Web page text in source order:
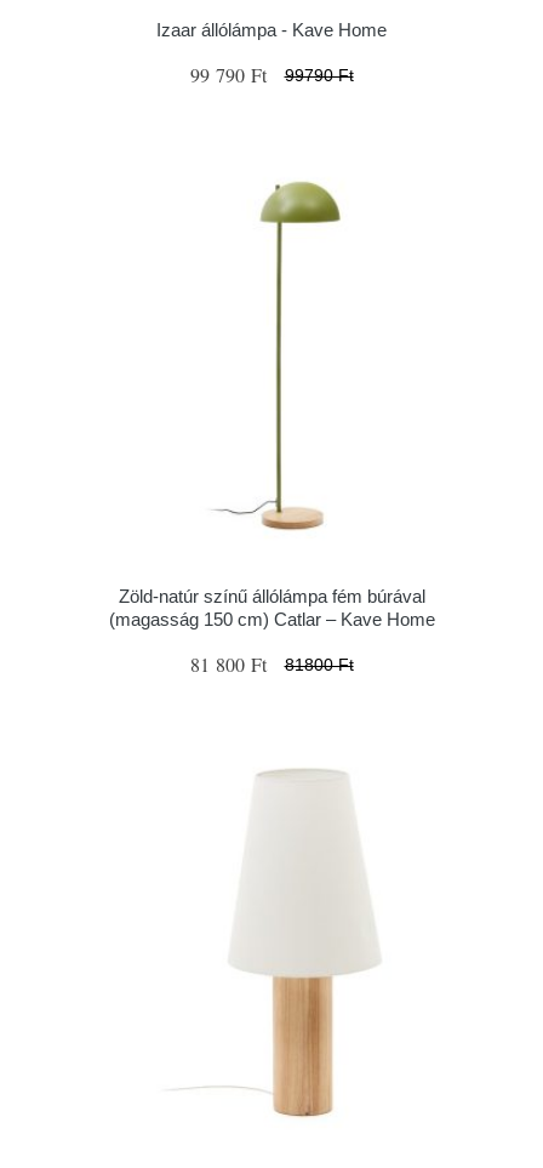
Izaar állólámpa - Kave Home
99 790 Ft 99790 Ft
Zöld-natúr színű állólámpa fém búrával
(magasság 150 cm) Catlar – Kave Home
81 800 Ft 81800 Ft